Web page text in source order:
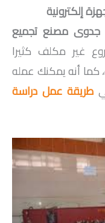
إلكترونية
جدوى مصنع تجميع
غير مكلف كثيرا
كما أنه يمكنك عمله
طريقة عمل دراسة